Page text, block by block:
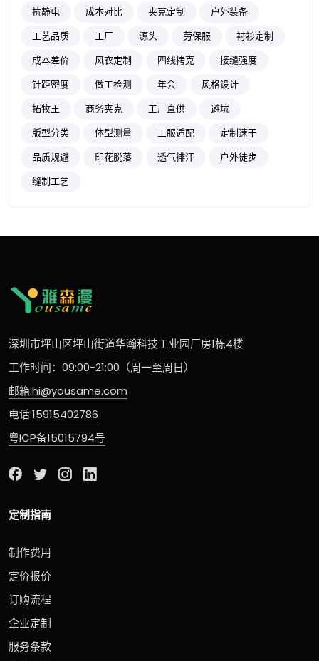
抗静电 成本对比 夹克定制
户外装备
工艺品质
工厂 源头 劳保服
衬衫定制
成本差价
风衣定制 四线拷克
接缝强度
针距密度
做工检测 年会
风格设计
拓牧王
商务夹克 工厂直供
避坑
版型分类
体型测量 工服适配
定制速干
品质规避
印花脱落 透气排汗
户外徒步
缝制工艺
深圳市坪山区坪山街道华瀚科技工业园厂房1栋4楼
工作时间：09:00-21:00（周一至周日）
邮箱:hi@yousame.com
电话:15915402786
粤ICP备15015794号
定制指南
制作费用
定价报价
订购流程
企业定制
服务条款